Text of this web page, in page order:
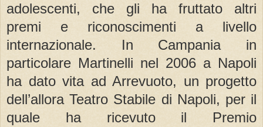
adolescenti, che gli ha fruttato altri
premi e riconoscimenti a livello
internazionale. In Campania in
particolare Martinelli nel 2006 a Napoli
ha dato vita ad Arrevuoto, un progetto
dell’allora Teatro Stabile di Napoli, per il
quale ha ricevuto il Premio